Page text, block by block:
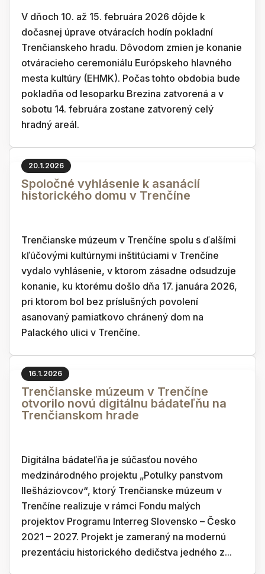
V dňoch 10. až 15. februára 2026 dôjde k
dočasnej úprave otváracích hodín pokladní
Trenčianskeho hradu. Dôvodom zmien je konanie
otváracieho ceremoniálu Európskeho hlavného
mesta kultúry (EHMK). Počas tohto obdobia bude
pokladňa od lesoparku Brezina zatvorená a v
sobotu 14. februára zostane zatvorený celý
hradný areál.
20.1.2026
Spoločné vyhlásenie k asanácií
historického domu v Trenčíne
Trenčianske múzeum v Trenčíne spolu s ďalšími
kľúčovými kultúrnymi inštitúciami v Trenčíne
vydalo vyhlásenie, v ktorom zásadne odsudzuje
konanie, ku ktorému došlo dňa 17. januára 2026,
pri ktorom bol bez príslušných povolení
asanovaný pamiatkovo chránený dom na
Palackého ulici v Trenčíne.
16.1.2026
Trenčianske múzeum v Trenčíne
otvorilo novú digitálnu bádateľňu na
Trenčianskom hrade
Digitálna bádateľňa je súčasťou nového
medzinárodného projektu „Potulky panstvom
Ilešháziovcov“, ktorý Trenčianske múzeum v
Trenčíne realizuje v rámci Fondu malých
projektov Programu Interreg Slovensko – Česko
2021 – 2027. Projekt je zameraný na modernú
prezentáciu historického dedičstva jedného z...